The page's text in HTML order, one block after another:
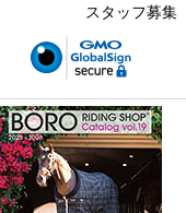
スタッフ募集